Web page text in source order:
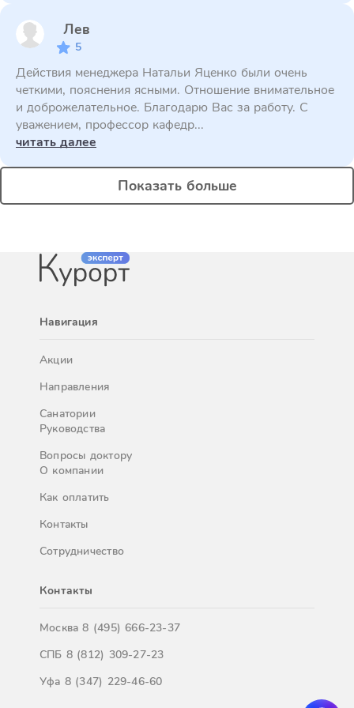
Лев
5
Действия менеджера Натальи Яценко были очень
четкими, пояснения ясными. Отношение внимательное
и доброжелательное. Благодарю Вас за работу. С
уважением, профессор кафедр...
читать далее
Показать больше
Навигация
Акции
Направления
Санатории
Руководства
Вопросы доктору
О компании
Как оплатить
Контакты
Сотрудничество
Контакты
Москва8 (495) 666-23-37
СПБ 8 (812) 309-27-23
Уфа 8 (347) 229-46-60